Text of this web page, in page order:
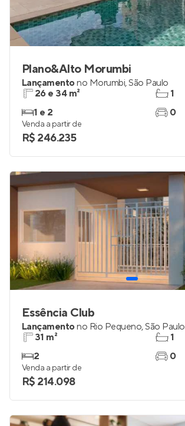
Plano&Alto Morumbi
Lançamentono Morumbi,São Paulo
26 e 34 m²
1 e 2
1
0
Venda a partir de
R$ 246.235
Essência Club
Lançamentono Rio Pequeno,São Paulo
31 m²
2
1
0
Venda a partir de
R$ 214.098